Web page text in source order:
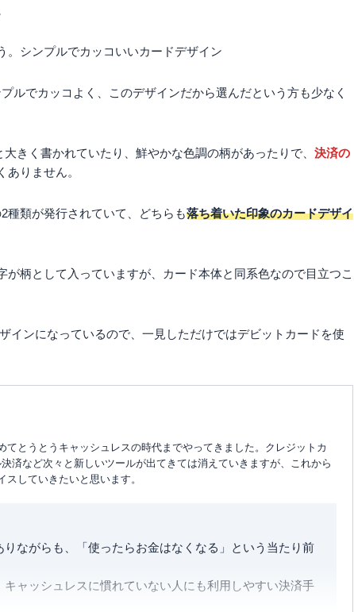
。シンプルでカッコいいカードデザイン
ルでカッコよく、このデザインだから選んだという方も少なく
く書かれていたり、鮮やかな色調の柄があったりで、 決済の
ありません。
種類が発行されていて、どちらも落ち着いた印象のカードデザイ
柄として入っていますが、カード本体と同系色なので目立つこ
インになっているので、一見しただけではデビットカードを使
てとうとうキャッシュレスの時代までやってきました。クレジットカ
済など次々と新しいツールが出てきては消えていきますが、これから
していきたいと思います。
ながらも、「使ったらお金はなくなる」という当たり前
ャッシュレスに慣れていない人にも利用しやすい決済手